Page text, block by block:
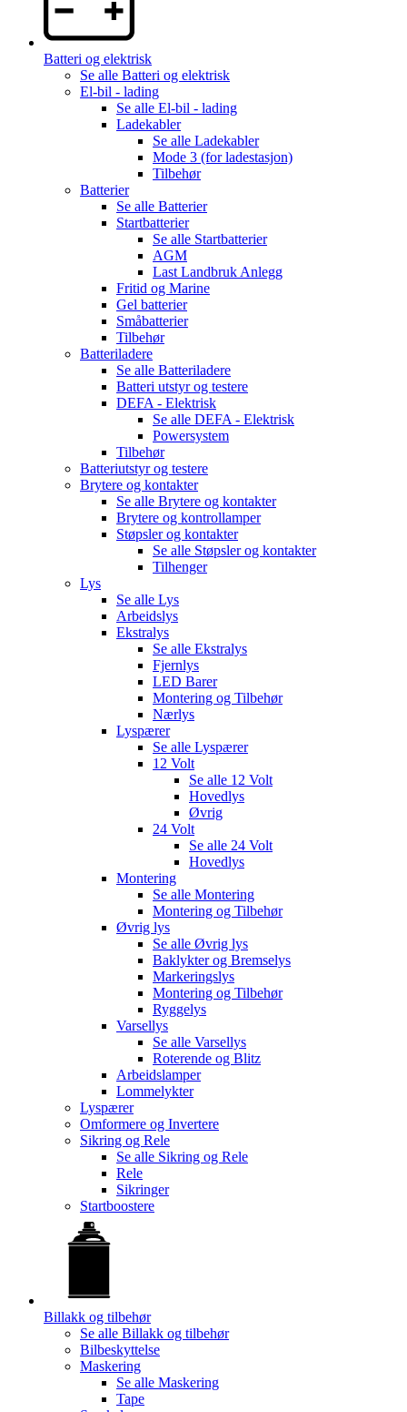
Batteri og elektrisk
Se alle Batteri og elektrisk
El-bil - lading
Se alle El-bil - lading
Ladekabler
Se alle Ladekabler
Mode 3 (for ladestasjon)
Tilbehør
Batterier
Se alle Batterier
Startbatterier
Se alle Startbatterier
AGM
Last Landbruk Anlegg
Fritid og Marine
Gel batterier
Småbatterier
Tilbehør
Batteriladere
Se alle Batteriladere
Batteri utstyr og testere
DEFA - Elektrisk
Se alle DEFA - Elektrisk
Powersystem
Tilbehør
Batteriutstyr og testere
Brytere og kontakter
Se alle Brytere og kontakter
Brytere og kontrollamper
Støpsler og kontakter
Se alle Støpsler og kontakter
Tilhenger
Lys
Se alle Lys
Arbeidslys
Ekstralys
Se alle Ekstralys
Fjernlys
LED Barer
Montering og Tilbehør
Nærlys
Lyspærer
Se alle Lyspærer
12 Volt
Se alle 12 Volt
Hovedlys
Øvrig
24 Volt
Se alle 24 Volt
Hovedlys
Montering
Se alle Montering
Montering og Tilbehør
Øvrig lys
Se alle Øvrig lys
Baklykter og Bremselys
Markeringslys
Montering og Tilbehør
Ryggelys
Varsellys
Se alle Varsellys
Roterende og Blitz
Arbeidslamper
Lommelykter
Lyspærer
Omformere og Invertere
Sikring og Rele
Se alle Sikring og Rele
Rele
Sikringer
Startboostere
Billakk og tilbehør
Se alle Billakk og tilbehør
Bilbeskyttelse
Maskering
Se alle Maskering
Tape